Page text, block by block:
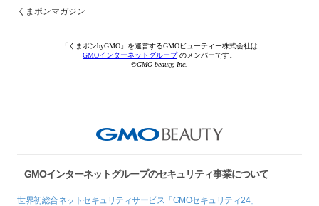
くまポンマガジン
「くまポンbyGMO」を運営するGMOビューティー株式会社は
GMOインターネットグループのメンバーです。
©GMO beauty, Inc.
GMOインターネットグループのセキュリティ事業について
世界初総合ネットセキュリティサービス「GMOセキュリティ24」